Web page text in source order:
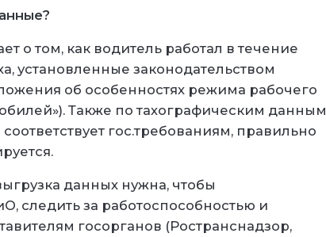
о том, как водитель работал в течение
установленные законодательством
об особенностях режима рабочего
). Также по тахографическим данным
гос.требованиям, правильно
данных нужна, чтобы
следить за работоспособностью и
госорганов (Ространснадзор,